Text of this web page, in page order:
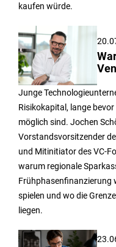
kaufen würde.
Junge
Risikokapital, lange
möglich sind. Jochen
Vorstandsvorsitzender
und Mitinitiator des VC-
warum regionale
Frühphasenfinanzierung
spielen und wo die
liegen.